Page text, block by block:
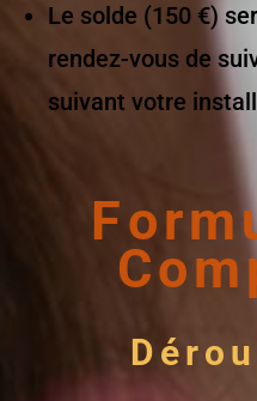
Le solde (150 €)
rendez-vous de
suivant votre